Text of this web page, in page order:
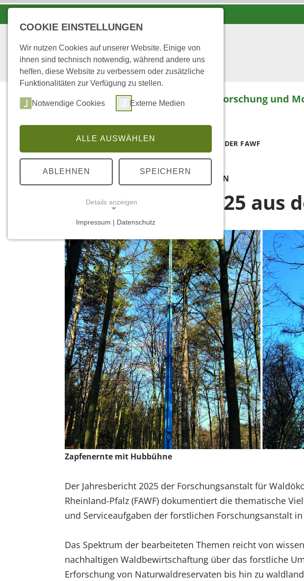
Start Über uns Forschung und
STARTSEITE ... JAHRESBERICHT 2025 AUS DER FAWF
VERÖFFENTLICHUNGEN
Jahresbericht 2025 aus
Zapfenernte mit Hubbühne
Der Jahresbericht 2025 der Forschungsanstalt für
Rheinland-Pfalz (FAWF) dokumentiert die thematische
und Serviceaufgaben der forstlichen Forschungsanstalt
Das Spektrum der bearbeiteten Themen reicht von
nachhaltigen Waldbewirtschaftung über das forstliche
Erforschung von Naturwaldreservaten bis hin zu
COOKIE EINSTELLUNGEN
Wir nutzen Cookies auf unserer Website. Einige von
ihnen sind technisch notwendig, während andere uns
helfen, diese Website zu verbessern oder zusätzliche
Funktionalitäten zur Verfügung zu stellen.
Notwendige Cookies Externe Medien
ALLE AUSWÄHLEN
ABLEHNEN SPEICHERN
Details anzeigen
Notwendige Cookies ermöglichen grundlegende
Funktionen und sind für die einwandfreie Funktion
der Website erforderlich.
Einverständnis-Cookie
cookie_consent
Dieser Cookie speichert die
ausgewählten Einverständnis-
Optionen des Benutzers
EXTERNE MEDIEN
diesen externen Medien Cookies gesetzt.
YouTube
Impressum | Datenschutz